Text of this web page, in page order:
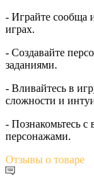
- Играйте сообща
играх.
- Создавайте
заданиями.
- Вливайтесь в
сложности и
- Познакомьтесь с
персонажами.
Отзывы о товаре